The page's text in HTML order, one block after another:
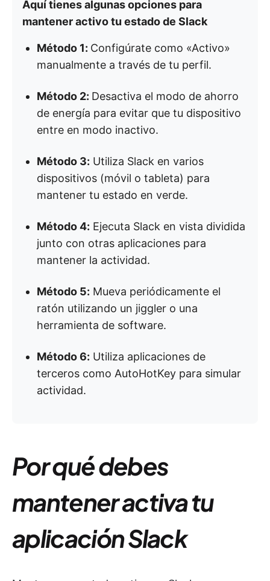
Aquí tienes algunas opciones para
mantener activo tu estado de Slack
Método 1: Configúrate como «Activo»
manualmente a través de tu perfil.
Método 2: Desactiva el modo de ahorro
de energía para evitar que tu dispositivo
entre en modo inactivo.
Método 3: Utiliza Slack en varios
dispositivos (móvil o tableta) para
mantener tu estado en verde.
Método 4: Ejecuta Slack en vista dividida
junto con otras aplicaciones para
mantener la actividad.
Método 5: Mueva periódicamente el
ratón utilizando un jiggler o una
herramienta de software.
Método 6: Utiliza aplicaciones de
terceros como AutoHotKey para simular
actividad.
Por qué debes
mantener activa tu
aplicación Slack